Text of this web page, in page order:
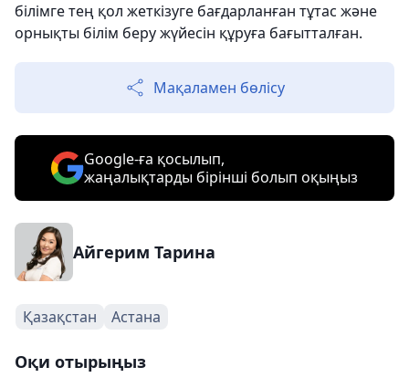
білімге тең қол жеткізуге бағдарланған тұтас және
орнықты білім беру жүйесін құруға бағытталған.
Мақаламен бөлісу
Google-ға қосылып,
жаңалықтарды бірінші болып оқыңыз
Айгерим Тарина
Қазақстан Астана
Оқи отырыңыз